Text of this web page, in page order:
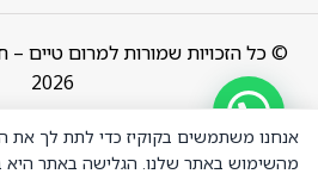
© כל הזכויות שמורות למרום טיים –
2026
bythebuildup
אנחנו משתמשים בקוקיז כדי לתת לך את
מהשימוש באתר שלנו. הגלישה באתר